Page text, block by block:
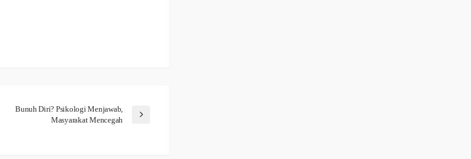
Bunuh Diri? Psikologi Menjawab,
Masyarakat Mencegah